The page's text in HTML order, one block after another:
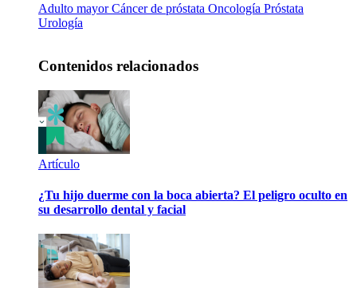
Adulto mayorCáncer de próstata Oncología Próstata
Urología
Contenidos relacionados
Artículo
¿Tu hijo duerme con la boca abierta? El peligro oculto en
su desarrollo dental y facial